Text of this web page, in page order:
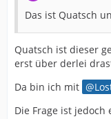
Das ist Quatsch
Quatsch ist dieser
erst über derlei
Da bin ich mit
Die Frage ist